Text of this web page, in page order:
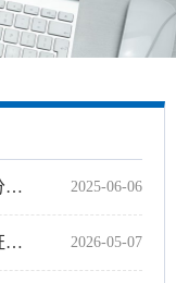
设备系统、进口系统中变更单位分管领导、管理员、户头等信息申请模版 2025-06-06
华中科技大学大仪申购可行性论证报告模板（校级论证—科研急需版） 2026-05-07